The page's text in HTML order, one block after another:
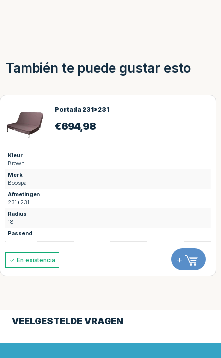
También te puede gustar esto
Portada 231*231
€694,98
Kleur
Brown
Merk
Boospa
Afmetingen
231*231
Radius
18
Passend
En existencia +
VEELGESTELDE VRAGEN